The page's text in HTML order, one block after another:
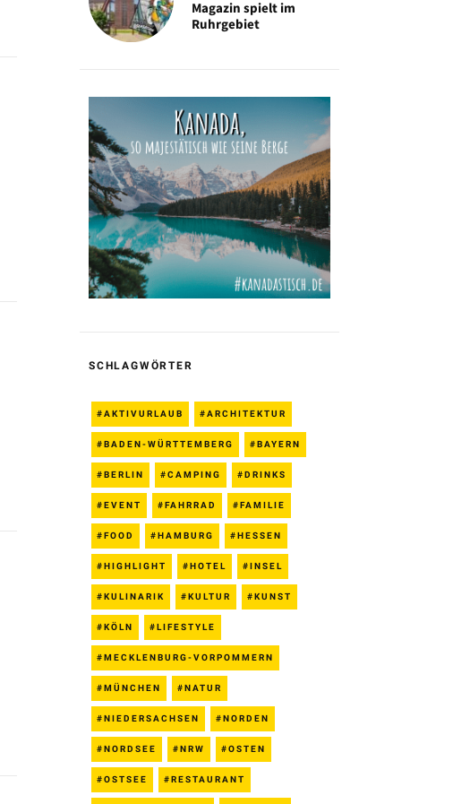
Magazin spielt im
Ruhrgebiet
SCHLAGWÖRTER
AKTIVURLAUB ARCHITEKTUR
BADEN-WÜRTTEMBERG BAYERN
BERLIN CAMPING DRINKS
EVENT FAHRRAD FAMILIE
FOOD HAMBURG HESSEN
HIGHLIGHT HOTEL INSEL
KULINARIK KULTUR KUNST
KÖLN LIFESTYLE
MECKLENBURG-VORPOMMERN
MÜNCHEN NATUR
NIEDERSACHSEN NORDEN
NORDSEE NRW OSTEN
OSTSEE RESTAURANT